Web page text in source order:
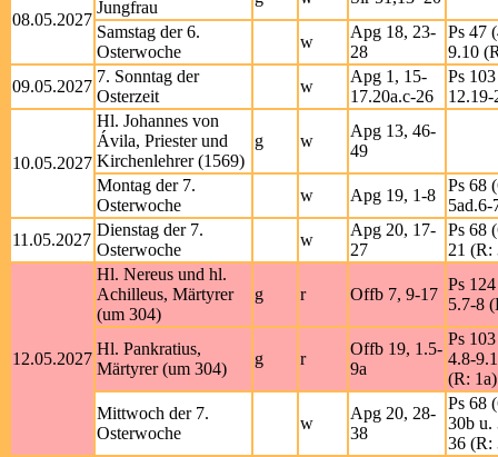
08.05.2027
Jungfrau
Samstag der 6.
Osterwoche
w
Apg 18, 23-
28
Ps 47
9.10
09.05.2027
7. Sonntag der
Osterzeit
w
Apg 1, 15-
17.20a.c-26
Ps
12.19-
10.05.2027
Hl. Johannes von
Ávila, Priester und
Kirchenlehrer (1569)
g w
Apg 13, 46-
49
Montag der 7.
Osterwoche
w Apg 19, 1-8
Ps 68
5ad.6-
11.05.2027
Dienstag der 7.
Osterwoche
w
Apg 20, 17-
27
Ps 68
21 (R:
12.05.2027
Hl. Nereus und hl.
Achilleus, Märtyrer
(um 304)
g r Offb 7, 9-17
Ps
5.7-8
Hl. Pankratius,
Märtyrer (um 304)
g r
Offb 19, 1.5-
9a
Ps
4.8-
(R: 1a)
Mittwoch der 7.
Osterwoche
w
Apg 20, 28-
38
Ps 68
30b u.
36 (R: